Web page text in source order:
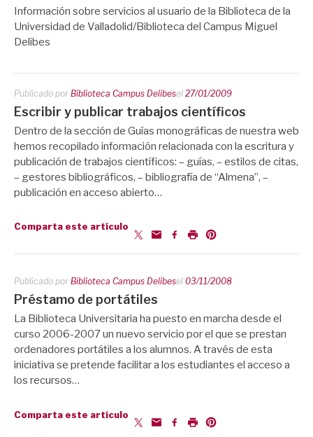
Información sobre servicios al usuario de la Biblioteca de la
Universidad de Valladolid/Biblioteca del Campus Miguel
Delibes
Publicado por Biblioteca Campus Delibesel 27/01/2009
Escribir y publicar trabajos científicos
Dentro de la sección de Guías monográficas de nuestra web
hemos recopilado información relacionada con la escritura y
publicación de trabajos científicos: – guías, – estilos de citas,
– gestores bibliográficos, – bibliografía de “Almena”, –
publicación en acceso abierto…
Comparta este artículo
Publicado por Biblioteca Campus Delibesel 03/11/2008
Préstamo de portátiles
La Biblioteca Universitaria ha puesto en marcha desde el
curso 2006-2007 un nuevo servicio por el que se prestan
ordenadores portátiles a los alumnos. A través de esta
iniciativa se pretende facilitar a los estudiantes el acceso a
los recursos…
Comparta este artículo